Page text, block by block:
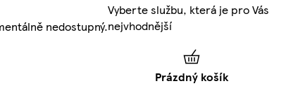
nedostupný.
Vyberte službu, která je pro Vás
nejvhodnější
Prázdný košík